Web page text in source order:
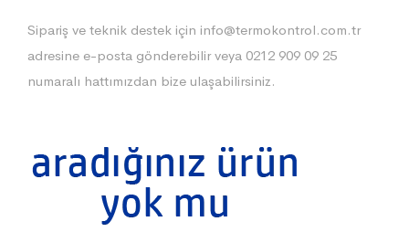
Sipariş ve teknik destek için info@termokontrol.com.tr
adresine e-posta gönderebilir veya 0212 909 09 25
numaralı hattımızdan bize ulaşabilirsiniz.